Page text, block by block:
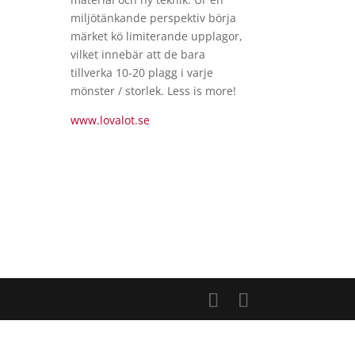
miljötänkande perspektiv börja
märket kö limiterande upplagor,
vilket innebär att de bara
tillverka 10-20 plagg i varje
mönster / storlek. Less is more!
www.lovalot.se